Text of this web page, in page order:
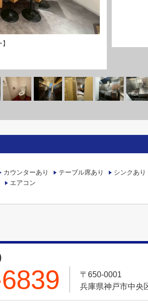
カウンターあり テーブル席あり シンクあり
エアコン
〒650-0001
兵庫県神戸市中央